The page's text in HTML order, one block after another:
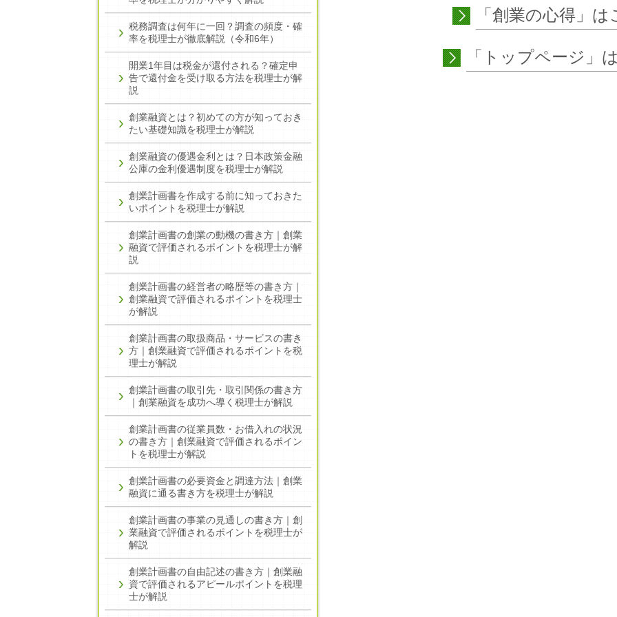
「創業の心得
「トップペー
税務調査は何年に一回？調査の頻度・確
率を税理士が徹底解説（令和6年）
開業1年目は税金が還付される？確定申
告で還付金を受け取る方法を税理士が解
説
創業融資とは？初めての方が知っておき
たい基礎知識を税理士が解説
創業融資の優遇金利とは？日本政策金融
公庫の金利優遇制度を税理士が解説
創業計画書を作成する前に知っておきた
いポイントを税理士が解説
創業計画書の創業の動機の書き方｜創業
融資で評価されるポイントを税理士が解
説
創業計画書の経営者の略歴等の書き方｜
創業融資で評価されるポイントを税理士
が解説
創業計画書の取扱商品・サービスの書き
方｜創業融資で評価されるポイントを税
理士が解説
創業計画書の取引先・取引関係の書き方
｜創業融資を成功へ導く税理士が解説
創業計画書の従業員数・お借入れの状況
の書き方｜創業融資で評価されるポイン
トを税理士が解説
創業計画書の必要資金と調達方法｜創業
融資に通る書き方を税理士が解説
創業計画書の事業の見通しの書き方｜創
業融資で評価されるポイントを税理士が
解説
創業計画書の自由記述の書き方｜創業融
資で評価されるアピールポイントを税理
士が解説